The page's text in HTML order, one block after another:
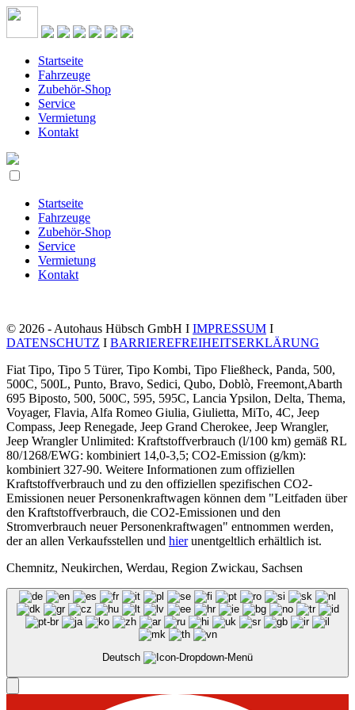
Startseite
Fahrzeuge
Zubehör-Shop
Service
Vermietung
Kontakt
Startseite
Fahrzeuge
Zubehör-Shop
Service
Vermietung
Kontakt
© 2026 - Autohaus Hübsch GmbH I IMPRESSUM I
DATENSCHUTZ I BARRIEREFREIHEITSERKLÄRUNG
Fiat Tipo, Tipo 5 Türer, Tipo Kombi, Tipo Fließheck, Panda, 500,
500C, 500L, Punto, Bravo, Sedici, Qubo, Doblò, Freemont,Abarth
695 Biposto, 500, 500C, 595, 595C, Lancia Ypsilon, Delta, Thema,
Voyager, Flavia, Alfa Romeo Giulia, Giulietta, MiTo, 4C, Jeep
Compass, Jeep Renegade, Jeep Grand Cherokee, Jeep Wrangler,
Jeep Wrangler Unlimited: Kraftstoffverbrauch (l/100 km) gemäß RL
80/1268/EWG: kombiniert 14,0-3,5; CO2-Emission (g/km):
kombiniert 327-90. Weitere Informationen zum offiziellen
Kraftstoffverbrauch und zu den offiziellen spezifischen CO2-
Emissionen neuer Personenkraftwagen können dem "Leitfaden über
den Kraftstoffverbrauch, die CO2-Emissionen und den
Stromverbrauch neuer Personenkraftwagen" entnommen werden,
der an allen Verkaufsstellen und hierunentgeltlich erhältlich ist.
Chemnitz, Neukirchen, Werdau, Region Zwickau, Sachsen
Deutsch